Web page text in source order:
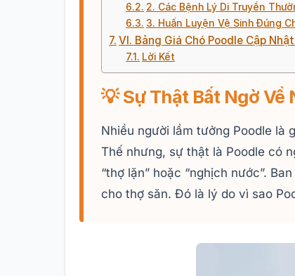
2. Các Bệnh Lý Di Truyền
3. Huấn Luyện Vệ Sinh Đúng
VI. Bảng Giá Chó Poodle Cập
Lời Kết
💡 Sự Thật Bất Ngờ Về
Nhiều người lầm tưởng Poodle là
Thế nhưng, sự thật là Poodle có
“thợ lặn” hoặc “nghịch nước”.
cho thợ săn. Đó là lý do vì sao